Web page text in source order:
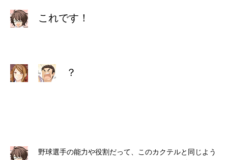
これです！
？
野球選手の能力や役割だって、このカクテルと同じよう